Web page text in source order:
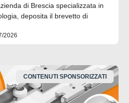
di Brescia specializzata in
deposita il brevetto di
2026
CONTENUTI SPONSORIZZATI